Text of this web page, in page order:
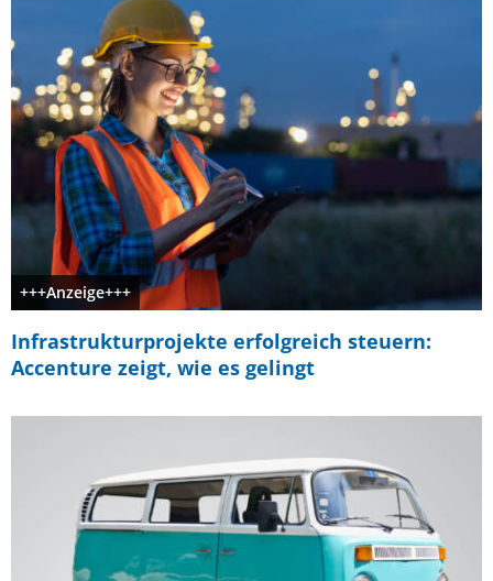
+++Anzeige+++
Infrastrukturprojekte erfolgreich steuern:
Accenture zeigt, wie es gelingt